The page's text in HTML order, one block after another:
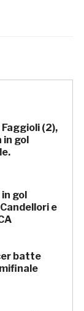
(2),
gol
gol
e
batte